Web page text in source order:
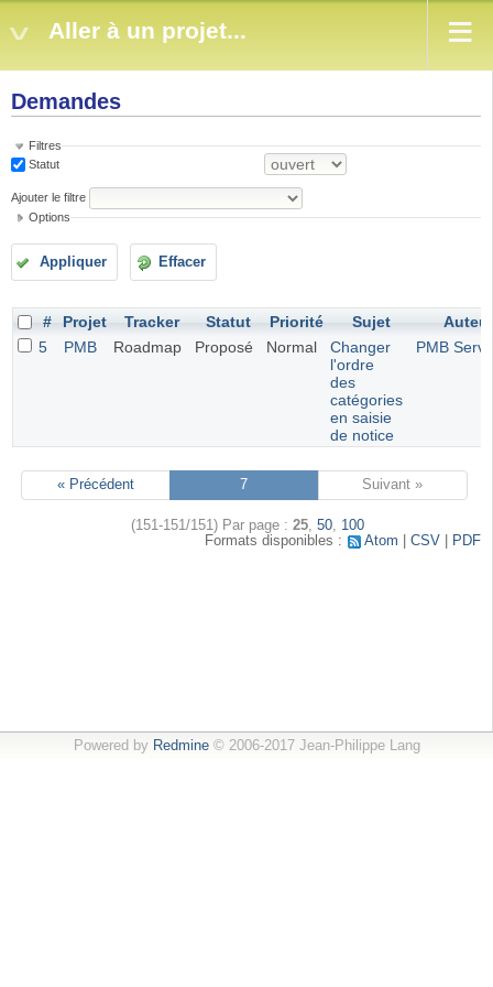
Aller à un projet...
Demandes
Filtres
Statut
Ajouter le filtre
Options
Appliquer Effacer
# Projet Tracker Statut Priorité Sujet
Auteur
5
PMB Roadmap Proposé Normal
Changer
l'ordre
des
catégories
en saisie
de notice
PMB
« Précédent 7 Suivant »
(151-151/151) Par page : 25, 50, 100
Formats disponibles :
Atom CSV PDF
Powered by Redmine© 2006-2017 Jean-Philippe Lang